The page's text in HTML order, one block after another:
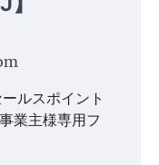
ルスポイント
業主様専用フ